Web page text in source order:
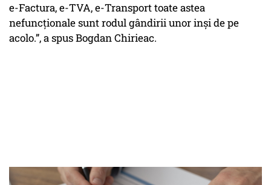
e-Factura, e-TVA, e-Transport toate astea
nefuncționale sunt rodul gândirii unor inși de pe
acolo.”, a spus Bogdan Chirieac.